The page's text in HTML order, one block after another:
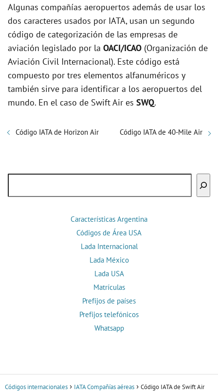
Algunas compañías aeropuertos además de usar los
dos caracteres usados por IATA, usan un segundo
código de categorización de las empresas de
aviación legislado por la OACI/ICAO (Organización de
Aviación Civil Internacional). Este código está
compuesto por tres elementos alfanuméricos y
también sirve para identificar a los aeropuertos del
mundo. En el caso de Swift Air es SWQ.
Código IATA de Horizon Air Código IATA de 40-Mile Air
Características Argentina
Códigos de Área USA
Lada Internacional
Lada México
Lada USA
Matrículas
Prefijos de países
Prefijos telefónicos
Whatsapp
Códigos internacionales IATA Compañías aéreas Código IATA de Swift Air